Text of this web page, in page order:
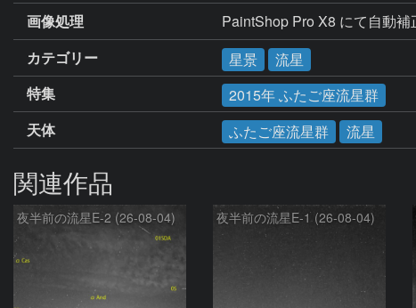
画像処理
PaintShop Pro X8 にて自動補
カテゴリー
星景
流星
特集
2015年 ふたご座流星群
天体
ふたご座流星群 流星
関連作品
夜半前の流星E-2 (26-08-04) 夜半前の流星E-1 (26-08-04)